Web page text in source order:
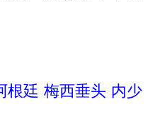
根廷 梅西垂头 内少